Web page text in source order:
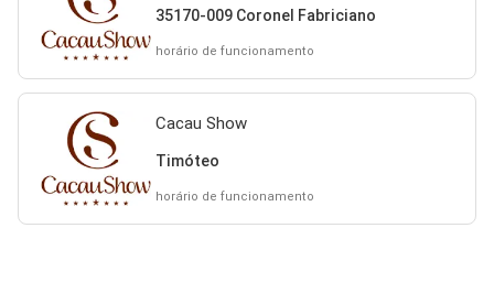
35170-009 Coronel Fabriciano
horário de funcionamento
Cacau Show
Timóteo
horário de funcionamento